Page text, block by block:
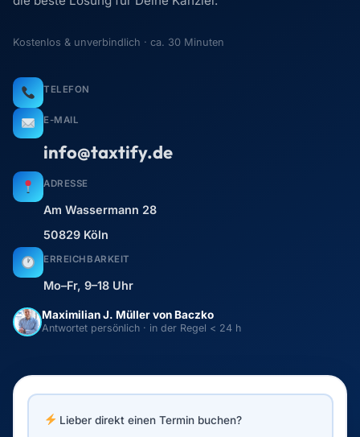
Kostenlos & unverbindlich · ca. 30 Minuten
TELEFON
E-MAIL
info@taxtify.de
ADRESSE
Am Wassermann 28
50829 Köln
ERREICHBARKEIT
Mo–Fr, 9–18 Uhr
Maximilian J. Müller von Baczko
Antwortet persönlich · in der Regel < 24 h
Lieber direkt einen Termin buchen?